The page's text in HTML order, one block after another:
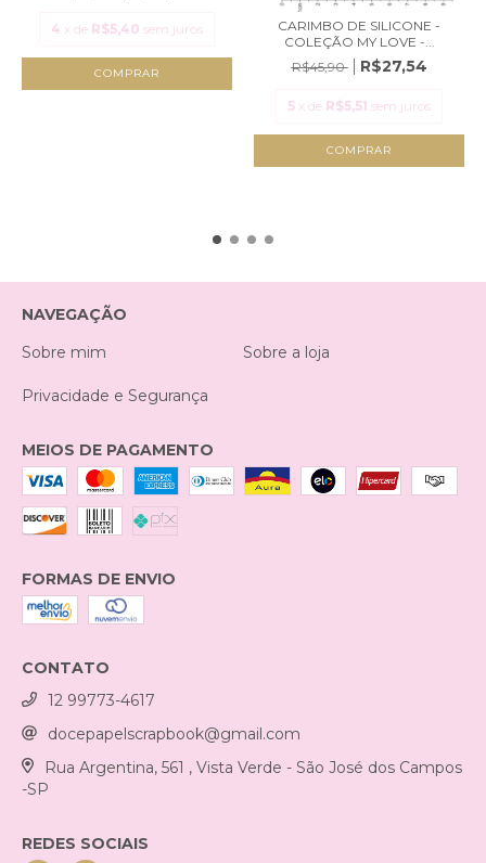
4 x de R$5,40 sem juros
CARIMBO DE SILICONE -
COLEÇÃO MY LOVE -...
R$45,90
R$27,54
5 x de R$5,51 sem juros
NAVEGAÇÃO
Sobre mim
Sobre a loja
Privacidade e Segurança
MEIOS DE PAGAMENTO
FORMAS DE ENVIO
CONTATO
12 99773-4617
docepapelscrapbook@gmail.com
Rua Argentina, 561 , Vista Verde - São José dos Campos
-SP
REDES SOCIAIS